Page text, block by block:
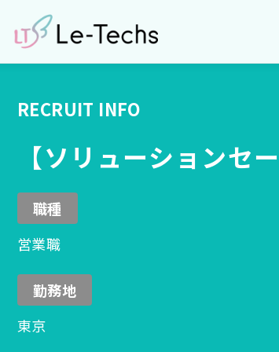
RECRUIT INFO
【ソリューションセ
職種
営業職
勤務地
東京